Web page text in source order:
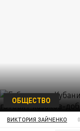
ОБЩЕСТВО
ВИКТОРИЯ ЗАЙЧЕНКО